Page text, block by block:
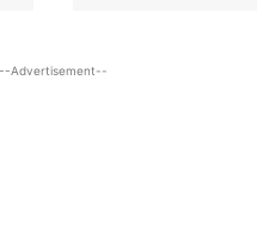
--Advertisement--